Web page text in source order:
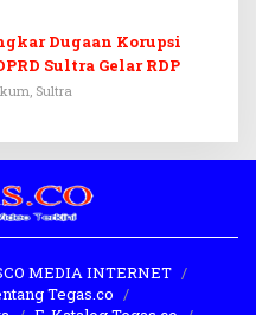
Dugaan Korupsi
Sultra Gelar RDP
Sultra
MEDIA INTERNET
Tegas.co